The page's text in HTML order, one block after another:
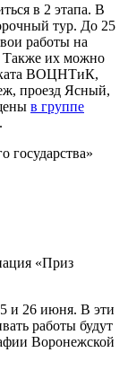
в 2 этапа. В
тур. До 25
работы на
Также их можно
ВОЦНТиК,
проезд Ясный,
в группе
государства»
«Приз
и 26 июня. В эти
работы будут
Воронежской